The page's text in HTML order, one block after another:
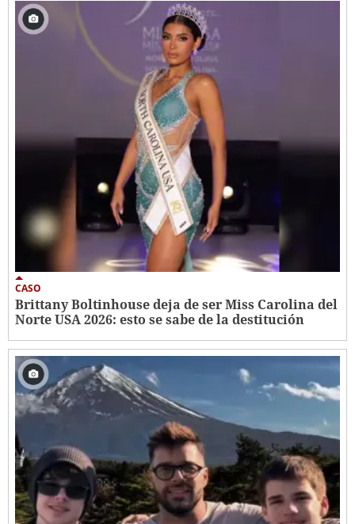
CASO
Brittany Boltinhouse deja de ser Miss Carolina del
Norte USA 2026: esto se sabe de la destitución